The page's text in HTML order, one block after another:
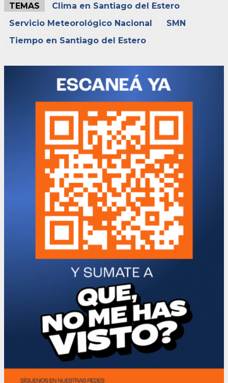
TEMAS
Clima en Santiago del Estero
Servicio Meteorológico Nacional
SMN
Tiempo en Santiago del Estero